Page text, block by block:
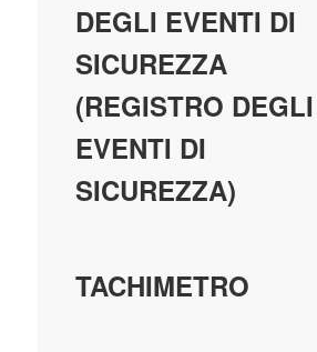
DEGLI EVENTI DI
SICUREZZA
(REGISTRO DEGLI
EVENTI DI
SICUREZZA)
TACHIMETRO